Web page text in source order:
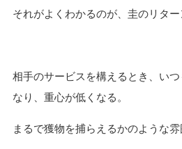
それがよくわかるのが、圭のリター
相手のサービスを構えるとき、い
なり、重心が低くなる。
まるで獲物を捕らえるかのような雰